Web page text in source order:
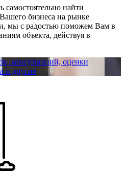
самостоятельно найти
бизнеса на рынке
мы с радостью поможем Вам в
объекта, действуя в
консультаций, оценки
и другие